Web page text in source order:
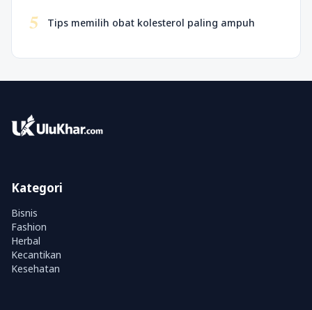
5 Tips memilih obat kolesterol paling ampuh
Kategori
Bisnis
Fashion
Herbal
Kecantikan
Kesehatan